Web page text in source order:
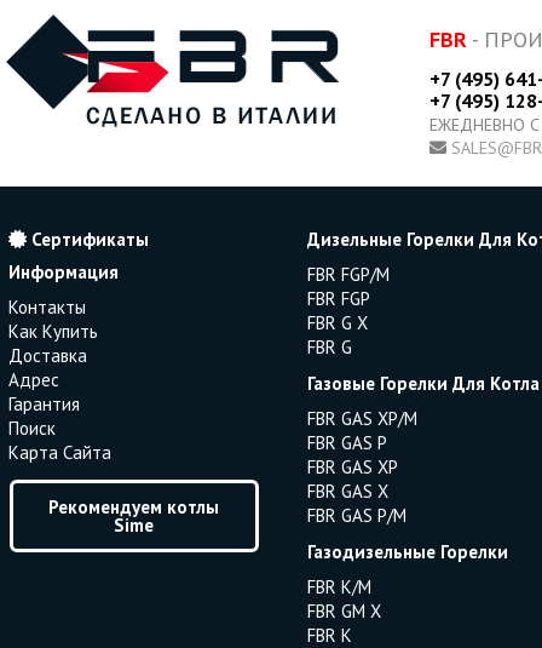
FBR -
+7 (495)
+7 (495)
ЕЖЕДНЕВНО
Сертификаты
Информация
Контакты
Как Купить
Доставка
Адрес
Гарантия
Поиск
Карта Сайта
Рекомендуем котлы
Sime
Дизельные Горелки Для
FBR FGP/M
FBR FGP
FBR G X
FBR G
Газовые Горелки Для Котла
FBR GAS XP/M
FBR GAS P
FBR GAS XP
FBR GAS X
FBR GAS P/M
Газодизельные Горелки
FBR K/M
FBR GM X
FBR K